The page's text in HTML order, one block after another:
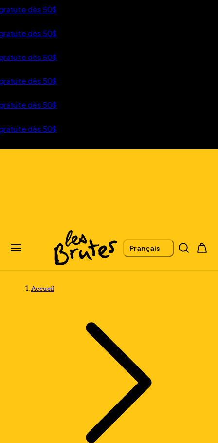
AU CONTENU
dès 50$
dès 50$
dès 50$
dès 50$
dès 50$
dès 50$
L
A
U
E
Français Panier
Accueil